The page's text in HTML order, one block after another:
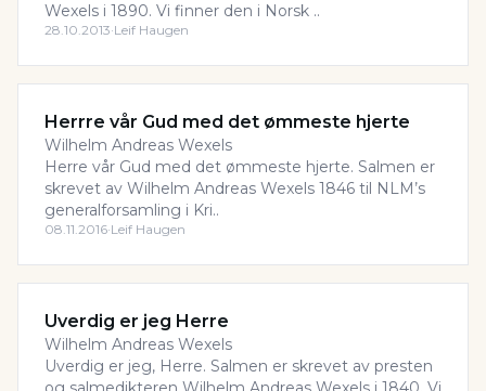
Wexels i 1890. Vi finner den i Norsk ..
28.10.2013·Leif Haugen
Herrre vår Gud med det ømmeste hjerte
Wilhelm Andreas Wexels
Herre vår Gud med det ømmeste hjerte. Salmen er
skrevet av Wilhelm Andreas Wexels 1846 til NLM’s
generalforsamling i Kri..
08.11.2016·Leif Haugen
Uverdig er jeg Herre
Wilhelm Andreas Wexels
Uverdig er jeg, Herre. Salmen er skrevet av presten